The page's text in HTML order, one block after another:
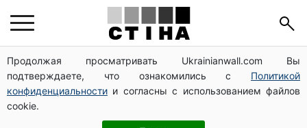
Продолжая просматривать Ukrainianwall.com Вы
подтверждаете, что ознакомились с Политикой
конфиденциальности и согласны с использованием файлов
cookie.
Работаете полный день — получайте єЯсла: ПФУ
объяснил условия помощи на ребенка 1-3 года
113 млрд грн задолжали украинцы за коммуналку:
830 тысяч производств в реестре должников